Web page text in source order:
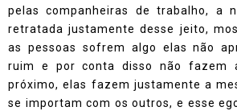
pelas companheiras de trabalho, a
retratada justamente desse jeito,
as pessoas sofrem algo elas não
ruim e por conta disso não fazem
próximo, elas fazem justamente a
se importam com os outros, e esse